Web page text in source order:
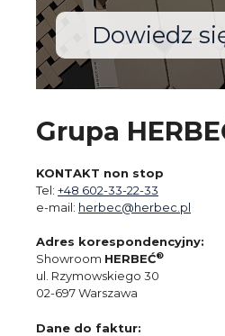
Dowiedz
Grupa
KONTAKT non stop
Tel: +48 602-33-22-33
e-mail: herbec@herbec.pl
Adres korespondencyjny:
Showroom HERBEĆ®
ul. Rzymowskiego 30
02-697 Warszawa
Dane do faktur: